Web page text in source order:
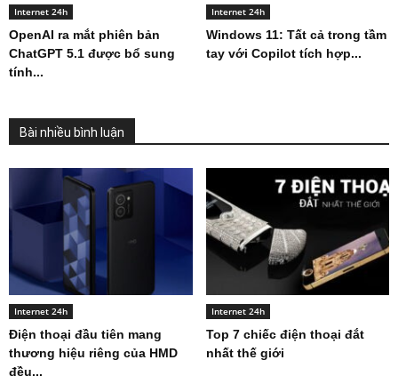
Internet 24h
OpenAI ra mắt phiên bản
ChatGPT 5.1 được bổ sung
tính...
Internet 24h
Windows 11: Tất cả trong tầm
tay với Copilot tích hợp...
Bài nhiều bình luận
Internet 24h
Điện thoại đầu tiên mang
thương hiệu riêng của HMD
đều...
Internet 24h
Top 7 chiếc điện thoại đắt
nhất thế giới